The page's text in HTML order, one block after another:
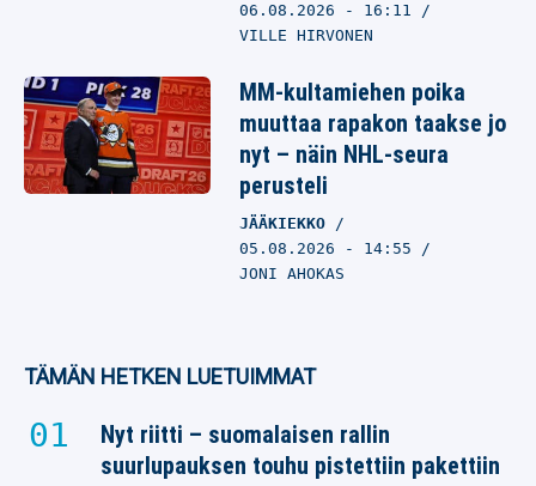
06.08.2026 - 16:11
VILLE HIRVONEN
MM-kultamiehen poika
muuttaa rapakon taakse jo
nyt – näin NHL-seura
perusteli
JÄÄKIEKKO
05.08.2026 - 14:55
JONI AHOKAS
TÄMÄN HETKEN LUETUIMMAT
Nyt riitti – suomalaisen rallin
suurlupauksen touhu pistettiin pakettiin